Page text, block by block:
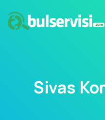
Sivas